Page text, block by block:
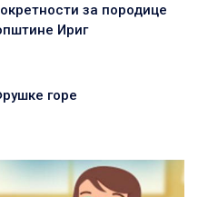
за породице
Ириг
горе